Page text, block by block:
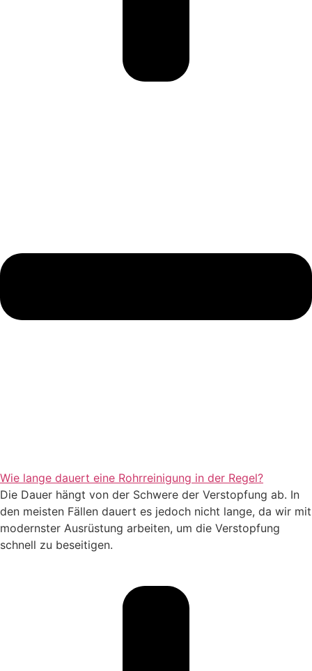
Wie lange dauert eine Rohrreinigung in der Regel?
Die Dauer hängt von der Schwere der Verstopfung ab. In
den meisten Fällen dauert es jedoch nicht lange, da wir mit
modernster Ausrüstung arbeiten, um die Verstopfung
schnell zu beseitigen.